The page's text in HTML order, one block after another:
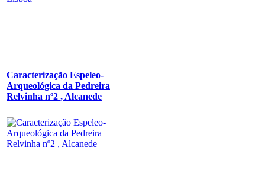
Caracterização Espeleo-
Arqueológica da Pedreira
Relvinha nº2 , Alcanede